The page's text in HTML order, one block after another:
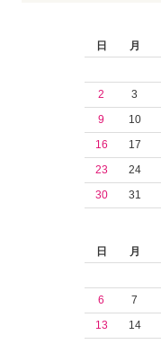
日
月
2
3
9
10
16
17
23
24
30
31
日
月
6
7
13
14